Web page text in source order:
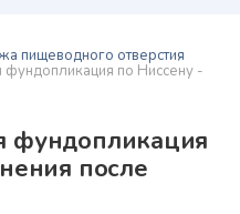
пищеводного отверстия
фундопликация по Ниссену -
фундопликация
после